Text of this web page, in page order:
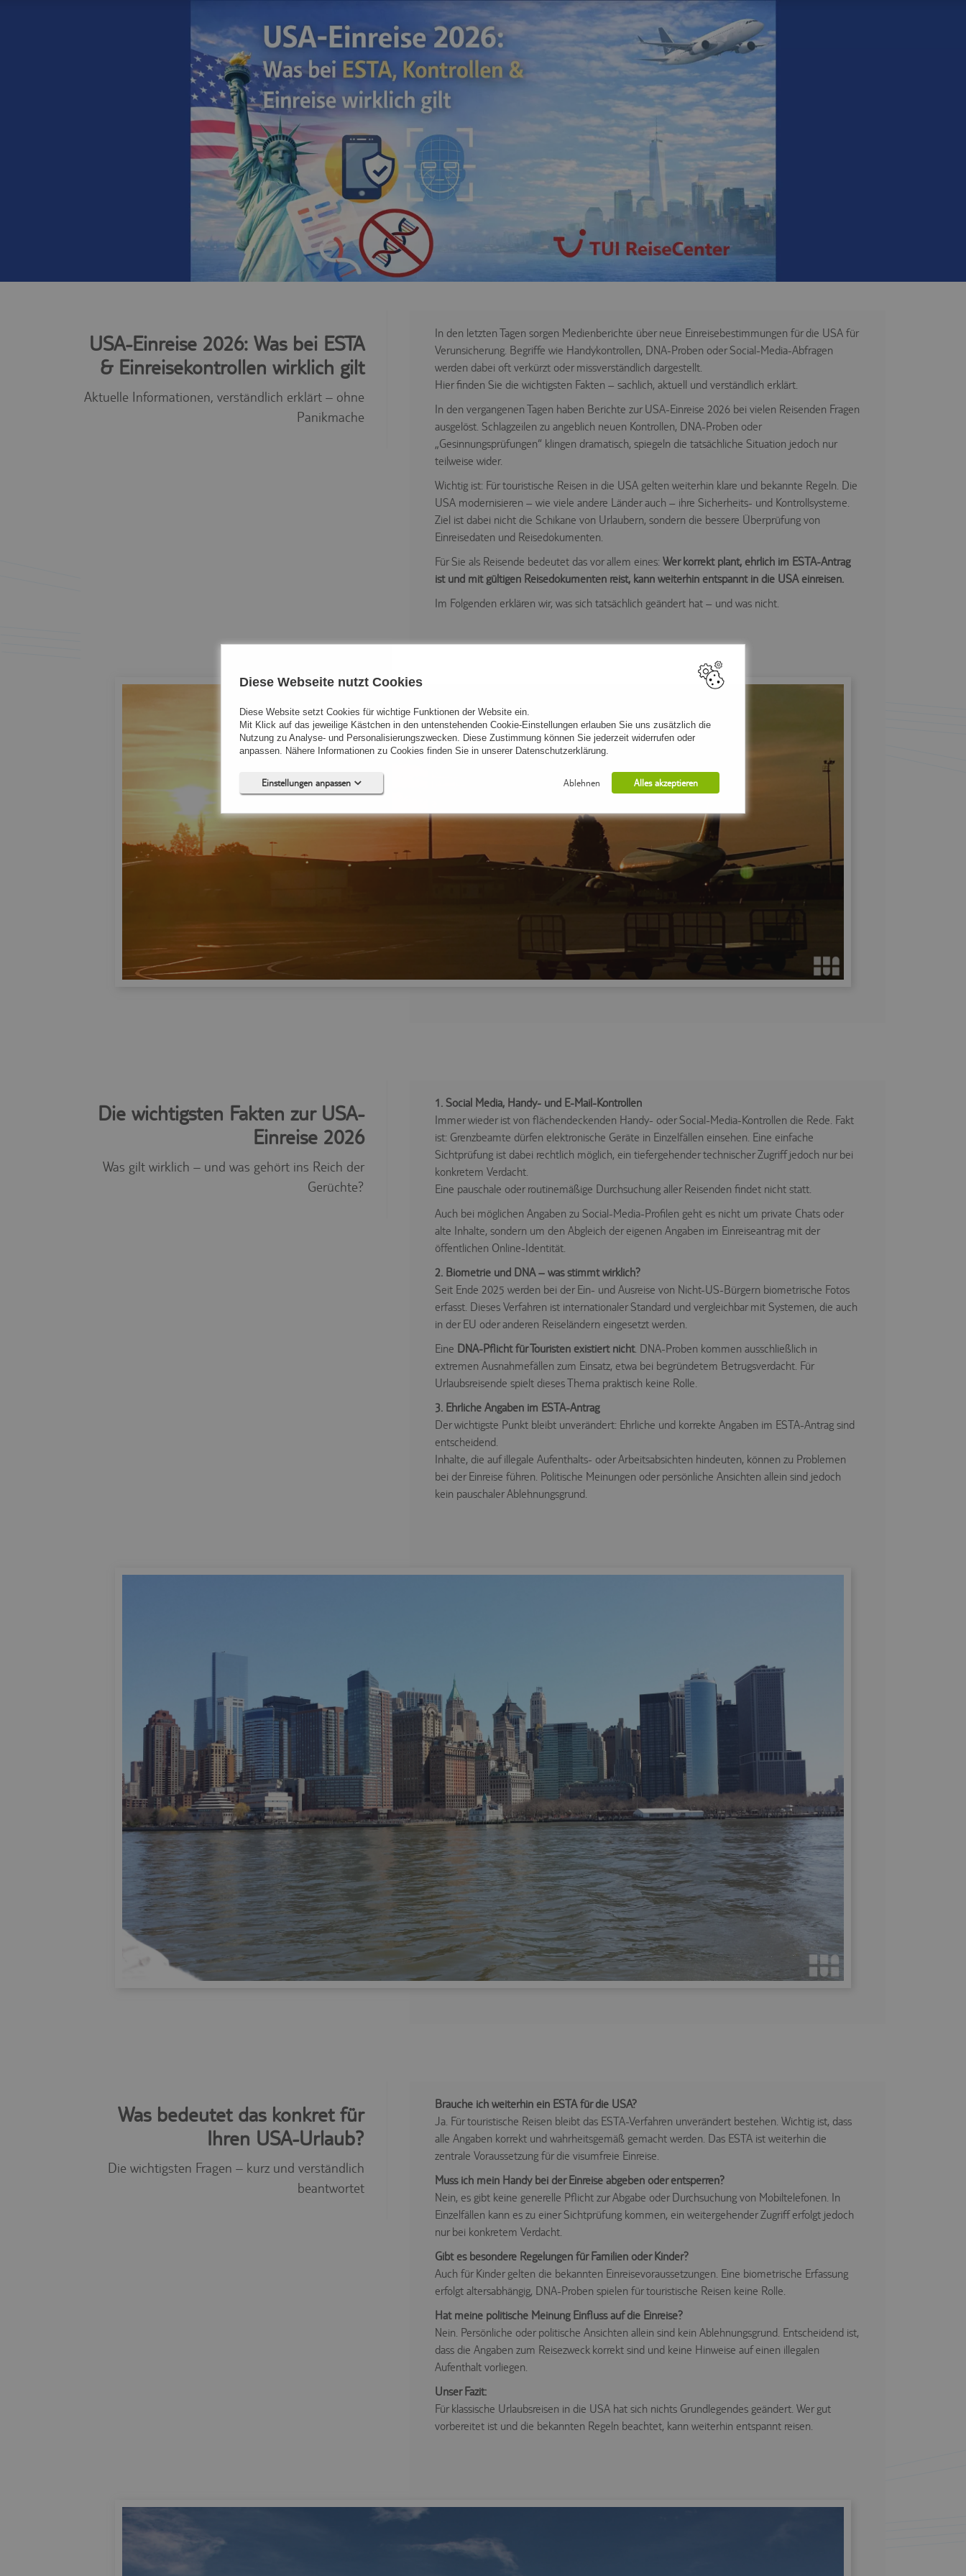
USA-Einreise 2026: Was bei ESTA
& Einreisekontrollen wirklich gilt
Aktuelle Informationen, verständlich erklärt – ohne
Panikmache
In den letzten Tagen sorgen Medienberichte über neue Einreisebestimmungen für die USA für
Verunsicherung. Begriffe wie Handykontrollen, DNA-Proben oder Social-Media-Abfragen
werden dabei oft verkürzt oder missverständlich dargestellt.
Hier finden Sie die wichtigsten Fakten – sachlich, aktuell und verständlich erklärt.
In den vergangenen Tagen haben Berichte zur USA-Einreise 2026 bei vielen Reisenden Fragen
ausgelöst. Schlagzeilen zu angeblich neuen Kontrollen, DNA-Proben oder
„Gesinnungsprüfungen“ klingen dramatisch, spiegeln die tatsächliche Situation jedoch nur
teilweise wider.
Wichtig ist: Für touristische Reisen in die USA gelten weiterhin klare und bekannte Regeln. Die
USA modernisieren – wie viele andere Länder auch – ihre Sicherheits- und Kontrollsysteme.
Ziel ist dabei nicht die Schikane von Urlaubern, sondern die bessere Überprüfung von
Einreisedaten und Reisedokumenten.
Für Sie als Reisende bedeutet das vor allem eines: Wer korrekt plant, ehrlich im ESTA-Antrag
ist und mit gültigen Reisedokumenten reist, kann weiterhin entspannt in die USA einreisen.
Im Folgenden erklären wir, was sich tatsächlich geändert hat – und was nicht.
Die wichtigsten Fakten zur USA-
Einreise 2026
Was gilt wirklich – und was gehört ins Reich der
Gerüchte?
1. Social Media, Handy- und E-Mail-Kontrollen
Immer wieder ist von flächendeckenden Handy- oder Social-Media-Kontrollen die Rede. Fakt
ist: Grenzbeamte dürfen elektronische Geräte in Einzelfällen einsehen. Eine einfache
Sichtprüfung ist dabei rechtlich möglich, ein tiefergehender technischer Zugriff jedoch nur bei
konkretem Verdacht.
Eine pauschale oder routinemäßige Durchsuchung aller Reisenden findet nicht statt.
Auch bei möglichen Angaben zu Social-Media-Profilen geht es nicht um private Chats oder
alte Inhalte, sondern um den Abgleich der eigenen Angaben im Einreiseantrag mit der
öffentlichen Online-Identität.
2. Biometrie und DNA – was stimmt wirklich?
Seit Ende 2025 werden bei der Ein- und Ausreise von Nicht-US-Bürgern biometrische Fotos
erfasst. Dieses Verfahren ist internationaler Standard und vergleichbar mit Systemen, die auch
in der EU oder anderen Reiseländern eingesetzt werden.
Eine DNA-Pflicht für Touristen existiert nicht. DNA-Proben kommen ausschließlich in
extremen Ausnahmefällen zum Einsatz, etwa bei begründetem Betrugsverdacht. Für
Urlaubsreisende spielt dieses Thema praktisch keine Rolle.
3. Ehrliche Angaben im ESTA-Antrag
Der wichtigste Punkt bleibt unverändert: Ehrliche und korrekte Angaben im ESTA-Antrag sind
entscheidend.
Inhalte, die auf illegale Aufenthalts- oder Arbeitsabsichten hindeuten, können zu Problemen
bei der Einreise führen. Politische Meinungen oder persönliche Ansichten allein sind jedoch
kein pauschaler Ablehnungsgrund.
Was bedeutet das konkret für
Ihren USA-Urlaub?
Die wichtigsten Fragen – kurz und verständlich
beantwortet
Brauche ich weiterhin ein ESTA für die USA?
Ja. Für touristische Reisen bleibt das ESTA-Verfahren unverändert bestehen. Wichtig ist, dass
alle Angaben korrekt und wahrheitsgemäß gemacht werden. Das ESTA ist weiterhin die
zentrale Voraussetzung für die visumfreie Einreise.
Muss ich mein Handy bei der Einreise abgeben oder entsperren?
Nein, es gibt keine generelle Pflicht zur Abgabe oder Durchsuchung von Mobiltelefonen. In
Einzelfällen kann es zu einer Sichtprüfung kommen, ein weitergehender Zugriff erfolgt jedoch
nur bei konkretem Verdacht.
Gibt es besondere Regelungen für Familien oder Kinder?
Auch für Kinder gelten die bekannten Einreisevoraussetzungen. Eine biometrische Erfassung
erfolgt altersabhängig, DNA-Proben spielen für touristische Reisen keine Rolle.
Hat meine politische Meinung Einfluss auf die Einreise?
Nein. Persönliche oder politische Ansichten allein sind kein Ablehnungsgrund. Entscheidend ist,
dass die Angaben zum Reisezweck korrekt sind und keine Hinweise auf einen illegalen
Aufenthalt vorliegen.
Unser Fazit:
Für klassische Urlaubsreisen in die USA hat sich nichts Grundlegendes geändert. Wer gut
vorbereitet ist und die bekannten Regeln beachtet, kann weiterhin entspannt reisen.
Diese Webseite nutzt Cookies
Diese Website setzt Cookies für wichtige Funktionen der Website ein.
Mit Klick auf das jeweilige Kästchen in den untenstehenden Cookie-Einstellungen erlauben Sie uns zusätzlich die
Nutzung zu Analyse- und Personalisierungszwecken. Diese Zustimmung können Sie jederzeit widerrufen oder
anpassen. Nähere Informationen zu Cookies finden Sie in unserer Datenschutzerklärung.
Einstellungen anpassen Ablehnen Alles akzeptieren
Keine Cookies erforderlich.